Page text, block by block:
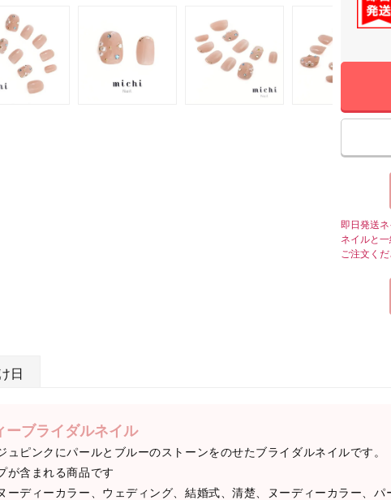
即日発送
ネイルと
ご注文くだ
日
ーブライダルネイル
ュピンクにパールとブルーのストーンをのせたブライダルネイルです。
が含まれる商品です
ーディーカラー、ウェディング、結婚式、清楚、ヌーディーカラー、パ